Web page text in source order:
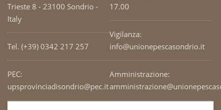
Trieste 8 - 23100 Sondrio -
Italy
Tel. (+39) 0342 217 257
PEC:
upsprovinciadisondrio@pec.it
17.00
Vigilanza:
info@unionepescasondrio.it
Amministrazione: